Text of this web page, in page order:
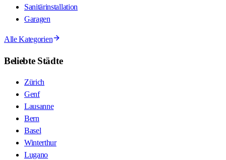
Sanitärinstallation
Garagen
Alle Kategorien
Beliebte Städte
Zürich
Genf
Lausanne
Bern
Basel
Winterthur
Lugano